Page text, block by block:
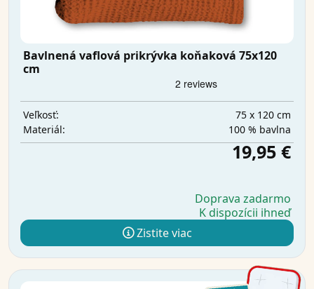
Bavlnená vaflová prikrývka koňaková 75x120
cm
Veľkosť:
75 x 120 cm
Materiál:
100 % bavlna
19,95 €
Doprava zadarmo
K dispozícii ihneď
Zistite viac